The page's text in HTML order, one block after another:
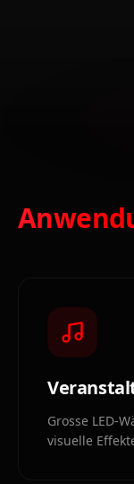
Grosse LED-
visuelle